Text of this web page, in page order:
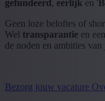
gefundeerd , eerlijk en '
Geen loze beloftes of
Wel transparantie en
de noden en ambities
Bezorg jouw vacature